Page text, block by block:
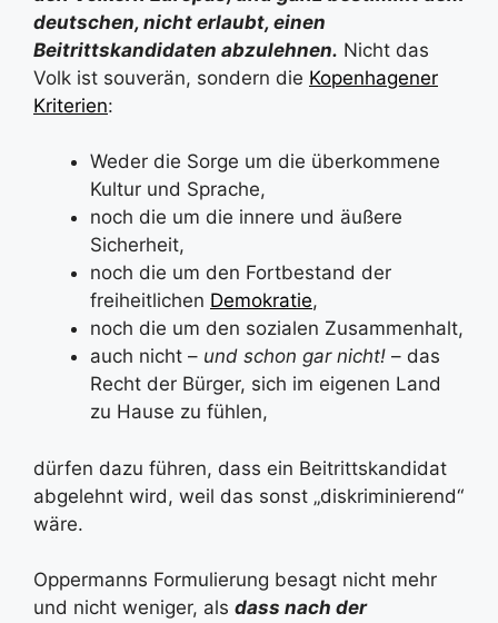
deutschen, nicht erlaubt, einen
Beitrittskandidaten abzulehnen. Nicht das
Volk ist souverän, sondern die Kopenhagener
Kriterien:
Weder die Sorge um die überkommene
Kultur und Sprache,
noch die um die innere und äußere
Sicherheit,
noch die um den Fortbestand der
freiheitlichen Demokratie,
noch die um den sozialen Zusammenhalt,
auch nicht – und schon gar nicht! – das
Recht der Bürger, sich im eigenen Land
zu Hause zu fühlen,
dürfen dazu führen, dass ein Beitrittskandidat
abgelehnt wird, weil das sonst „diskriminierend“
wäre.
Oppermanns Formulierung besagt nicht mehr
und nicht weniger, als dass nach der